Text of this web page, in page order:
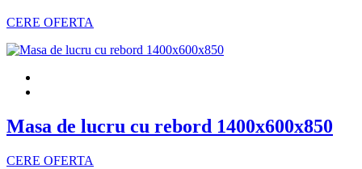
CERE OFERTA
Masa de lucru cu rebord 1400x600x850
CERE OFERTA